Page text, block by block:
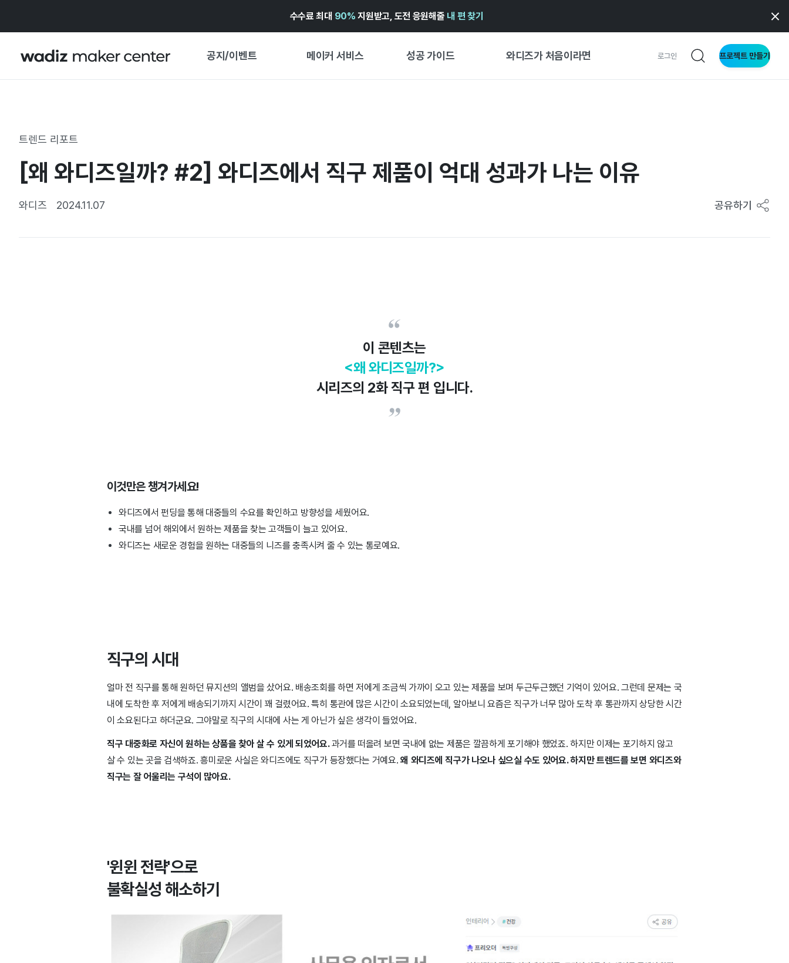
수수료 최대 90% 지원받고, 도전 응원해줄 내 편 찾기
공지/이벤트 메이커 서비스 성공 가이드 와디즈가 처음이라면 로그인 프로젝트 만들기
기획전 캘린더
와디즈 어워즈 ↗︎
성공 스토리
프리오더
스토어
창작형
트렌드 리포트
[왜 와디즈일까? #2] 와디즈에서 직구 제품이 억대 성과가 나는 이유
와디즈 2024.11.07 공유하기
이 콘텐츠는
<왜 와디즈일까?>
시리즈의 2화 직구 편 입니다.
이것만은 챙겨가세요!
와디즈에서 펀딩을 통해 대중들의 수요를 확인하고 방향성을 세웠어요.
국내를 넘어 해외에서 원하는 제품을 찾는 고객들이 늘고 있어요.
와디즈는 새로운 경험을 원하는 대중들의 니즈를 충족시켜 줄 수 있는 통로예요.
직구의 시대
얼마 전 직구를 통해 원하던 뮤지션의 앨범을 샀어요. 배송조회를 하면 저에게 조금씩 가까이 오고 있는 제품을 보며 두근두근했던 기억이 있어요. 그런데 문제는 국
내에 도착한 후 저에게 배송되기까지 시간이 꽤 걸렸어요. 특히 통관에 많은 시간이 소요되었는데, 알아보니 요즘은 직구가 너무 많아 도착 후 통관까지 상당한 시간
이 소요된다고 하더군요. 그야말로 직구의 시대에 사는 게 아닌가 싶은 생각이 들었어요.
직구 대중화로 자신이 원하는 상품을 찾아 살 수 있게 되었어요.과거를 떠올려 보면 국내에 없는 제품은 깔끔하게 포기해야 했었죠. 하지만 이제는 포기하지 않고
살 수 있는 곳을 검색하죠. 흥미로운 사실은 와디즈에도 직구가 등장했다는 거예요.왜 와디즈에 직구가 나오나 싶으실 수도 있어요. 하지만 트렌드를 보면 와디즈와
직구는 잘 어울리는 구석이 많아요.
'윈윈 전략'으로
불확실성 해소하기